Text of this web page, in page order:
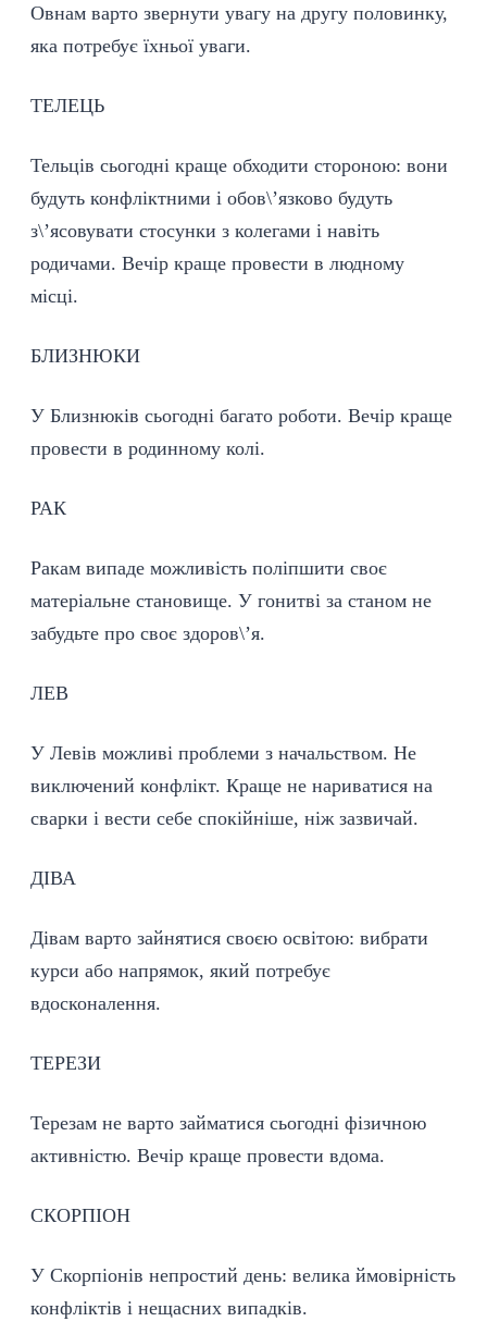
Овнам варто звернути увагу на другу половинку,
яка потребує їхньої уваги.
ТЕЛЕЦЬ
Тельців сьогодні краще обходити стороною: вони
будуть конфліктними і обов\’язково будуть
з\’ясовувати стосунки з колегами і навіть
родичами. Вечір краще провести в людному
місці.
БЛИЗНЮКИ
У Близнюків сьогодні багато роботи. Вечір краще
провести в родинному колі.
РАК
Ракам випаде можливість поліпшити своє
матеріальне становище. У гонитві за станом не
забудьте про своє здоров\’я.
ЛЕВ
У Левів можливі проблеми з начальством. Не
виключений конфлікт. Краще не нариватися на
сварки і вести себе спокійніше, ніж зазвичай.
ДІВА
Дівам варто зайнятися своєю освітою: вибрати
курси або напрямок, який потребує
вдосконалення.
ТЕРЕЗИ
Терезам не варто займатися сьогодні фізичною
активністю. Вечір краще провести вдома.
СКОРПІОН
У Скорпіонів непростий день: велика ймовірність
конфліктів і нещасних випадків.